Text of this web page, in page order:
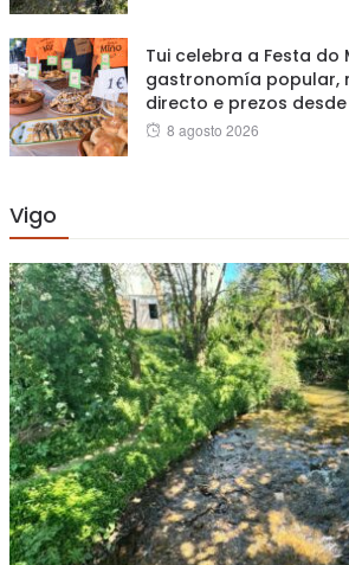
Tui celebra a Festa do
gastronomía popular,
directo e prezos desde
Posted
8 agosto 2026
Vigo